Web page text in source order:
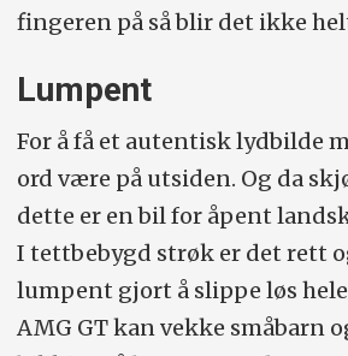
fingeren på så blir det ikke
Lumpent
For å få et autentisk lydbilde
ord være på utsiden. Og da
dette er en bil for åpent
I tettbebygd strøk er det rett
lumpent gjort å slippe løs
AMG GT kan vekke småbarn